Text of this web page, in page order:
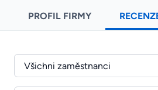
PROFIL FIRMY